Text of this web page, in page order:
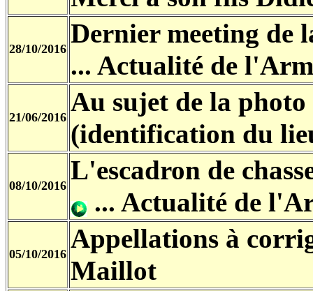
28/10/2016 Dernier meeting de
... Actualité de
21/06/2016 Au sujet de la
(identification du
08/10/2016 L'escadron de
... Actualité de
05/10/2016 Appellations à
Maillot